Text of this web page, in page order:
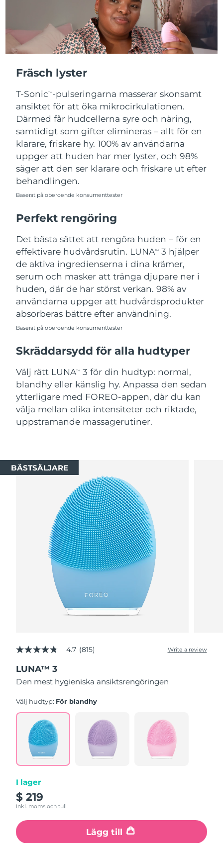
Fräsch lyster
T-SonicTM-pulseringarna masserar skonsamt
ansiktet för att öka mikrocirkulationen.
Därmed får hudcellerna syre och näring,
samtidigt som gifter elimineras – allt för en
klarare, friskare hy. 100% av användarna
uppger att huden har mer lyster, och 98%
säger att den ser klarare och friskare ut efter
behandlingen.
Baserat på oberoende konsumenttester
Perfekt rengöring
Det bästa sättet att rengöra huden – för en
effektivare hudvårdsrutin. LUNATM
3 hjälper
de aktiva ingredienserna i dina krämer,
serum och masker att tränga djupare ner i
huden, där de har störst verkan. 98% av
användarna uppger att hudvårdsprodukter
absorberas bättre efter användning.
Baserat på oberoende konsumenttester
Skräddarsydd för alla hudtyper
Välj rätt LUNATM
3 för din hudtyp: normal,
blandhy eller känslig hy. Anpassa den sedan
ytterligare med FOREO-appen, där du kan
välja mellan olika intensiteter och riktade,
uppstramande massagerutiner.
BÄSTSÄLJARE
4.7
of
5
stars,
rating
Read
Reviews.
Same
page
link.
4.7 (815) Write a review
LUNA™ 3
Den mest hygieniska ansiktsrengöringen
Välj hudtyp: För blandhy
I lager
$ 219
Inkl. moms och tull
Lägg till